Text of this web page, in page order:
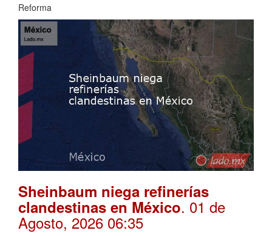
Reforma
Sheinbaum niega refinerías
clandestinas en México. 01 de
Agosto, 2026 06:35